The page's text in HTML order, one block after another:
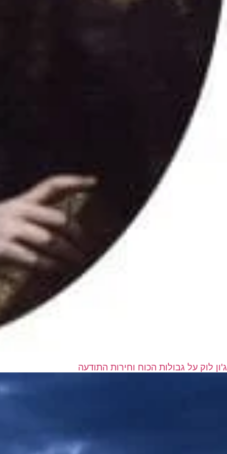
ג'ון לוק על גבולות הכוח וחירות התודעה